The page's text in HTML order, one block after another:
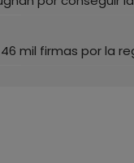
mil firmas por la